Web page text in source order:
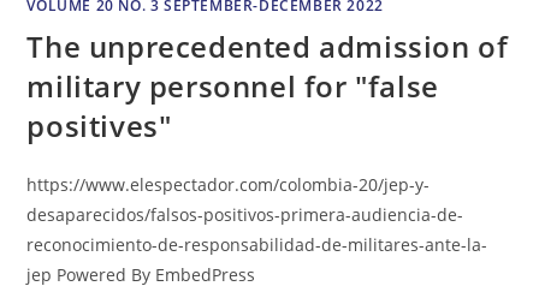
VOLUME 20 NO. 3 SEPTEMBER-DECEMBER 2022
The unprecedented admission of
military personnel for "false
positives"
https://www.elespectador.com/colombia-20/jep-y-
desaparecidos/falsos-positivos-primera-audiencia-de-
reconocimiento-de-responsabilidad-de-militares-ante-la-
jep Powered By EmbedPress